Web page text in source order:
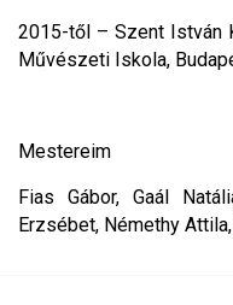
2015-től – Szent István
Művészeti Iskola,
Mestereim
Fias Gábor, Gaál
Erzsébet, Némethy